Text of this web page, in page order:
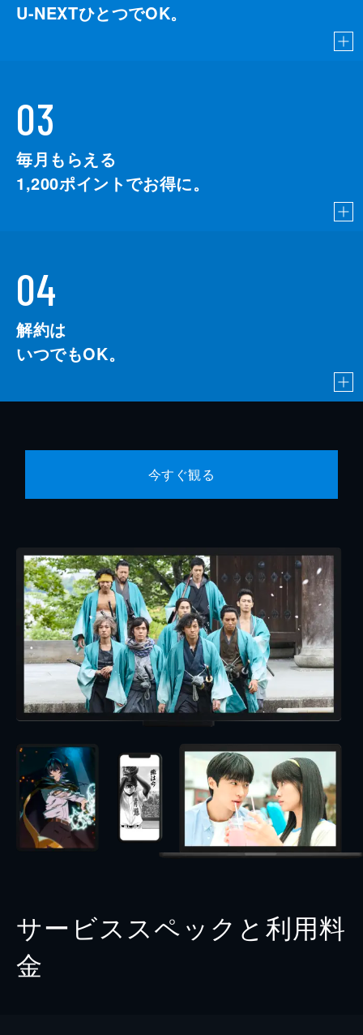
U-NEXTひとつでOK。
03
毎月もらえる
1,200ポイントでお得に。
04
解約は
いつでもOK。
今すぐ観る
サービススペックと利用料
金